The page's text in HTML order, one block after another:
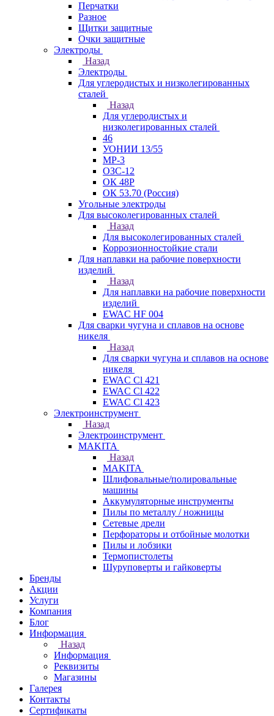
Перчатки
Разное
Щитки защитные
Очки защитные
Электроды
Назад
Электроды
Для углеродистых и низколегированных
сталей
Назад
Для углеродистых и
низколегированных сталей
46
УОНИИ 13/55
МР-3
ОЗС-12
ОК 48Р
ОК 53.70 (Россия)
Угольные электроды
Для высоколегированных сталей
Назад
Для высоколегированных сталей
Коррозионностойкие стали
Для наплавки на рабочие поверхности
изделий
Назад
Для наплавки на рабочие поверхности
изделий
EWAC HF 004
Для сварки чугуна и сплавов на основе
никеля
Назад
Для сварки чугуна и сплавов на основе
никеля
EWAC Cl 421
EWAC Cl 422
EWAC Cl 423
Электроинструмент
Назад
Электроинструмент
МAKITA
Назад
МAKITA
Шлифовальные/полировальные
машины
Аккумуляторные инструменты
Пилы по металлу / ножницы
Сетевые дрели
Перфораторы и отбойные молотки
Пилы и лобзики
Термопистолеты
Шуруповерты и гайковерты
Бренды
Акции
Услуги
Компания
Блог
Информация
Назад
Информация
Реквизиты
Магазины
Галерея
Контакты
Сертификаты